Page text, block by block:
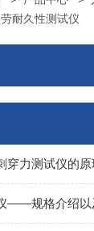
耐久性测试仪
穿力测试仪的
——规格介绍以